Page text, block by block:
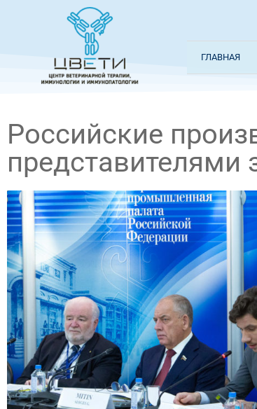
ГЛАВНАЯ
Российские